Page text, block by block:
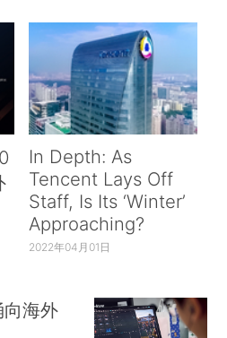
In Depth: As
Tencent Lays Off
Staff, Is Its ‘Winter’
Approaching?
2022年04月01日
向海外